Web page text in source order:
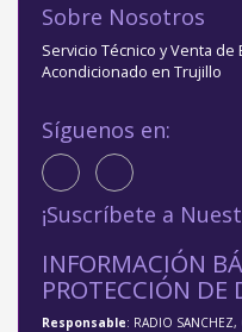
Sobre Nosotros
Servicio Técnico y Venta
Acondicionado en Trujillo
Síguenos en:
¡Suscríbete a
INFORMACIÓN
PROTECCIÓN DE
Responsable: RADIO SANCHEZ,